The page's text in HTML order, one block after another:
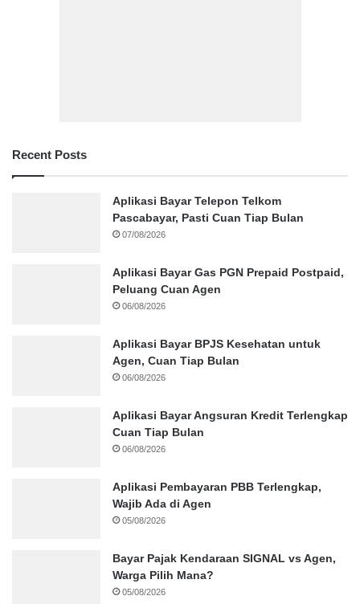
Recent Posts
Aplikasi Bayar Telepon Telkom
Pascabayar, Pasti Cuan Tiap Bulan
07/08/2026
Aplikasi Bayar Gas PGN Prepaid Postpaid,
Peluang Cuan Agen
06/08/2026
Aplikasi Bayar BPJS Kesehatan untuk
Agen, Cuan Tiap Bulan
06/08/2026
Aplikasi Bayar Angsuran Kredit Terlengkap
Cuan Tiap Bulan
06/08/2026
Aplikasi Pembayaran PBB Terlengkap,
Wajib Ada di Agen
05/08/2026
Bayar Pajak Kendaraan SIGNAL vs Agen,
Warga Pilih Mana?
05/08/2026